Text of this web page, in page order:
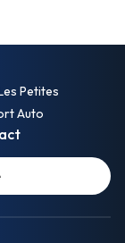
Petites
Auto